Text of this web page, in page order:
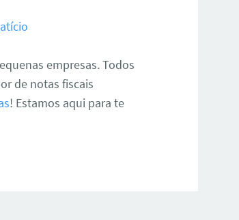
empresas. Todos
de notas fiscais
! Estamos aqui para te